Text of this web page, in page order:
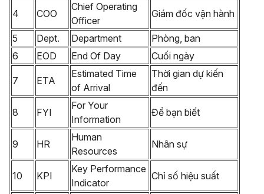
4 COO
Chief Operating
Officer
Giám đốc vận hành
5 Dept. Department
Phòng, ban
6
EOD End Of Day Cuối ngày
7 ETA
Estimated Time
of Arrival
Thời gian dự kiến
đến
8 FYI
For Your
Information
Để bạn biết
9 HR
Human
Resources
Nhân sự
10 KPI
Key Performance
Indicator
Chỉ số hiệu suất